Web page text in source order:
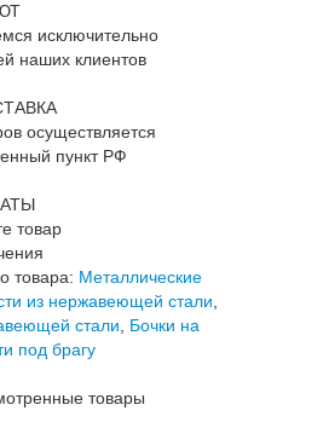
исключительно
наших клиентов
осуществляется
пункт РФ
товар
товара: Металлические
из нержавеющей стали
стали
Бочки на
под брагу
товары